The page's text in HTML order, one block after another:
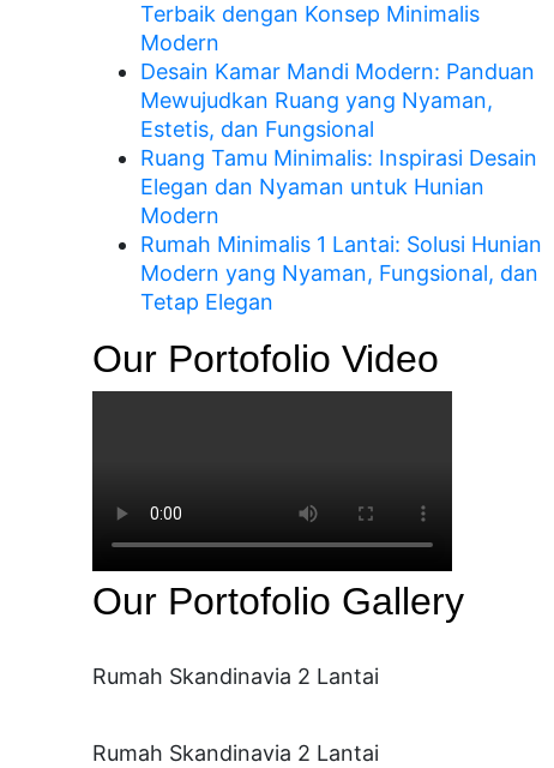
Terbaik dengan Konsep Minimalis
Modern
Desain Kamar Mandi Modern: Panduan
Mewujudkan Ruang yang Nyaman,
Estetis, dan Fungsional
Ruang Tamu Minimalis: Inspirasi Desain
Elegan dan Nyaman untuk Hunian
Modern
Rumah Minimalis 1 Lantai: Solusi Hunian
Modern yang Nyaman, Fungsional, dan
Tetap Elegan
Our Portofolio Video
Our Portofolio Gallery
Rumah Skandinavia 2 Lantai
Rumah Skandinavia 2 Lantai